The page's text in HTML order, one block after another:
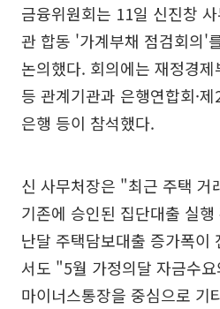
금융위원회는 11일 신진창
관 합동 '가계부채 점검회의'
논의했다. 회의에는 재정경제
등 관계기관과 은행연합회·
은행 등이 참석했다.
신 사무처장은 "최근 주택 거
기존에 승인된 집단대출 실
난달 주택담보대출 증가폭이
서도 "5월 가정의달 자금수
마이너스통장을 중심으로 기